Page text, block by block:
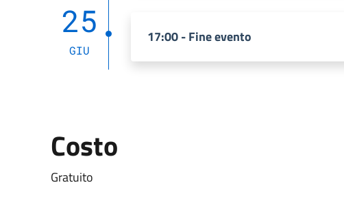
25
GIU
17:00 - Fine evento
Costo
Gratuito